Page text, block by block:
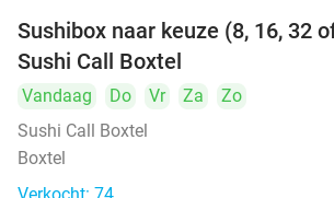
Sushibox naar keuze (8, 16, 32
Sushi Call Boxtel
Vandaag Do Vr Za
Zo
Sushi Call Boxtel
Boxtel